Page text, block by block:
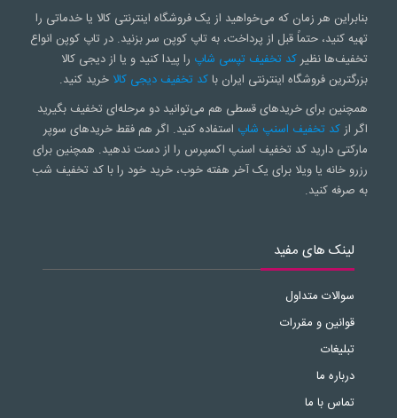
بنابراین هر زمان که می‌خواهید از یک فروشگاه اینترنتی کالا یا خدماتی را
تهیه کنید، حتماً قبل از پرداخت، به تاپ کوپن سر بزنید. در تاپ کوپن انواع
تخفیف‌ها نظیرکد تخفیف تپسی شاپ را پیدا کنید و یا از دیجی کالا
بزرگترین فروشگاه اینترنتی ایران باکد تخفیف دیجی کالا خرید کنید.
همچنین برای خریدهای قسطی هم می‌توانید دو مرحله‌ای تخفیف بگیرید
اگر ازکد تخفیف اسنپ شاپ استفاده کنید. اگر هم فقط خریدهای سوپر
مارکتی دارید کد تخفیف اسنپ اکسپرس را از دست ندهید. همچنین برای
رزرو خانه یا ویلا برای یک آخر هفته خوب، خرید خود را با کد تخفیف شب
به صرفه کنید.
لینک های مفید
سوالات متداول
قوانین و مقررات
تبلیغات
درباره ما
تماس با ما